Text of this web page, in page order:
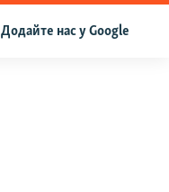
Додайте нас у Google